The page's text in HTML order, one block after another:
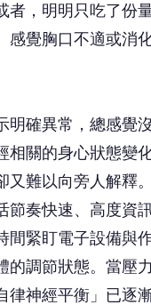
者，明明只吃了份
感覺胸口不適或消
明確異常，總感覺
相關的身心狀態變
又難以向旁人解釋
節奏快速、高度資
間緊盯電子設備與
的調節狀態。當壓
律神經平衡」已逐